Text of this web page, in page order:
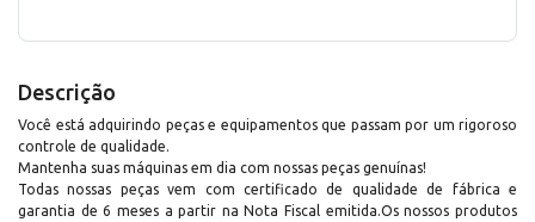
Descrição
Você está adquirindo peças e equipamentos que passam por um rigoroso
controle de qualidade.
Mantenha suas máquinas em dia com nossas peças genuínas!
Todas nossas peças vem com certificado de qualidade de fábrica e
garantia de 6 meses a partir na Nota Fiscal emitida.Os nossos produtos